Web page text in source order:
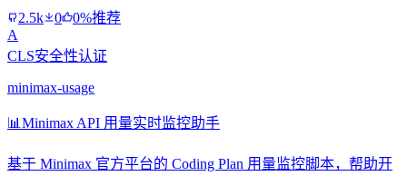
2.5k 0
0%推荐
A
CLS安全性认证
minimax-usage
📊 Minimax API 用量实时监控助手
基于 Minimax 官方平台的 Coding Plan 用量监控脚本，帮助开